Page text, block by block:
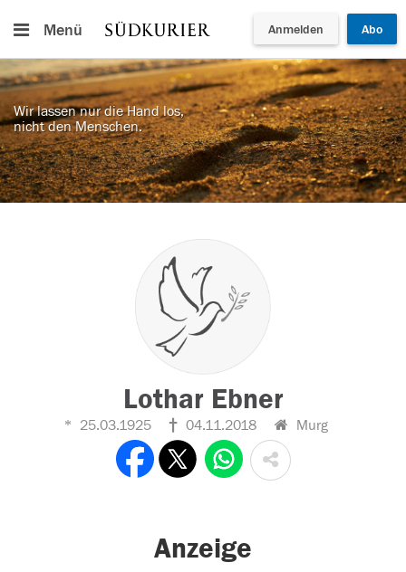
Menü Anmelden Abo
Wir lassen nur die Hand los,
nicht den Menschen.
Lothar Ebner
25.03.1925 04.11.2018 Murg
Anzeige